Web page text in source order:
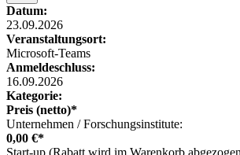
Datum:
23.09.2026
Veranstaltungsort:
Microsoft-Teams
Anmeldeschluss:
16.09.2026
Kategorie:
Preis (netto)*
Unternehmen / Forschungsinstitute:
0,00 €*
Start-up (Rabatt wird im Warenkorb